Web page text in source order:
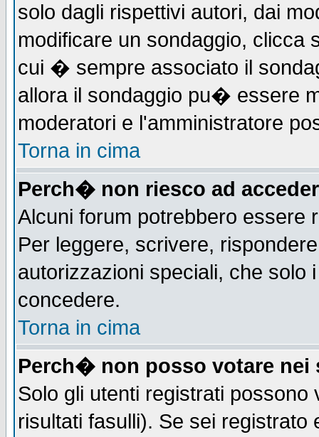
solo dagli rispettivi autori, dai
modificare un sondaggio, clicca
cui � sempre associato il
allora il sondaggio pu� essere
moderatori e l'amministratore
Torna in cima
Perch� non riesco ad
Alcuni forum potrebbero essere
Per leggere, scrivere,
autorizzazioni speciali, che solo
concedere.
Torna in cima
Perch� non posso votare nei
Solo gli utenti registrati
risultati fasulli). Se sei